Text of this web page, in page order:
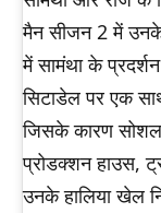
मैन सीजन 2 में
में सामंथा के
सिटाडेल पर एक
जिसके कारण सोशल
प्रोडक्शन हाउस,
उनके हालिया खेल